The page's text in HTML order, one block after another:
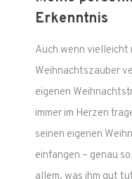
Erkenntnis
Auch wenn vielleicht
Weihnachtszauber
eigenen
immer im Herzen
seinen eigenen
einfangen – genau